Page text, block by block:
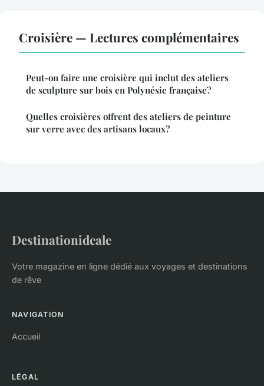
Croisière — Lectures complémentaires
Peut-on faire une croisière qui inclut des ateliers
de sculpture sur bois en Polynésie française?
Quelles croisières offrent des ateliers de peinture
sur verre avec des artisans locaux?
Destinationideale
Votre magazine en ligne dédié aux voyages et destinations
de rêve
NAVIGATION
Accueil
LÉGAL